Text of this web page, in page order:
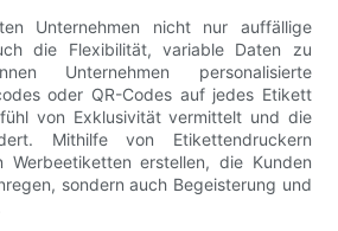
Unternehmen nicht nur auffällige
die Flexibilität, variable Daten zu
Unternehmen personalisierte
oder QR-Codes auf jedes Etikett
von Exklusivität vermittelt und die
Mithilfe von Etikettendruckern
Werbeetiketten erstellen, die Kunden
sondern auch Begeisterung und